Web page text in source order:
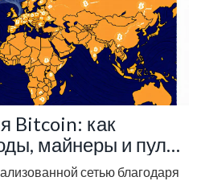
Bitcoin: как
майнеры и пулы
сетью благодаря